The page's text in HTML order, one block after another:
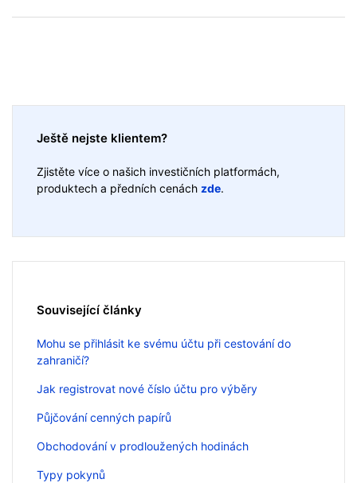
Ještě nejste klientem?
Zjistěte více o našich investičních platformách,
produktech a předních cenách zde.
Související články
Mohu se přihlásit ke svému účtu při cestování do
zahraničí?
Jak registrovat nové číslo účtu pro výběry
Půjčování cenných papírů
Obchodování v prodloužených hodinách
Typy pokynů